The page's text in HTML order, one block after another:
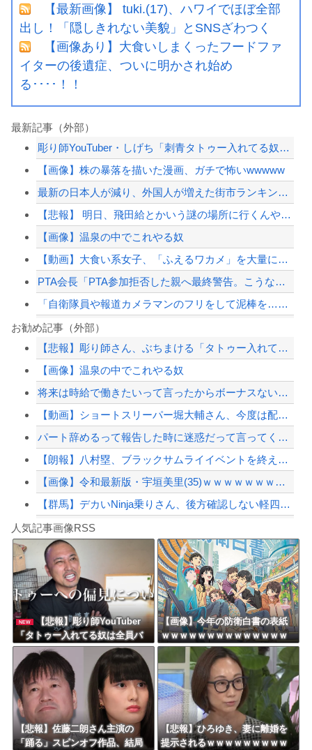
【最新画像】 tuki.(17)、ハワイでほぼ全部
出し！「隠しきれない美貌」とSNSざわつく
【画像あり】大食いしまくったフードファ
イターの後遺症、ついに明かされ始め
る････！！
最新記事（外部）
彫り師YouTuber・しげち「刺青タトゥー入れてる奴は全員バカです」「すごい民...
【画像】株の暴落を描いた漫画、ガチで怖いwwwww
最新の日本人が減り、外国人が増えた街市ランキングをご覧下さい→5位川口市、4位京...
【悲報】 明日、飛田給とかいう謎の場所に行くんやが何があるんや????・・・・・...
【画像】温泉の中でこれやる奴
【動画】大食い系女子、「ふえるワカメ」を大量に食べる実験をした結果ｗｗｗｗ
PTA会長「PTA参加拒否した親へ最終警告。こうなってもいい？」
「自衛隊員や報道カメラマンのフリをして泥棒を…」500万円分の預金通帳を盗まれた...
【悲報】女教師さん、JK2人に公開処刑されてしまうｗｗｗｗｗｗｗ
【悲報】盆踊り「楽しい！夏を感じる！」→近隣住民「うるさい」→開催場所半減
【配信者】「金バエ」のSNS更新が1週間途絶え、様々な憶測が飛び交う。1週間ぶり...
【緊急速報】NYで警官が黒人男性の首を絞め、暴動第二波不可避へ
Powered by livedoor 相互RSS
お勧め記事（外部）
【悲報】彫り師さん、ぶちまける「タトゥー入れてるヤツ全員バカです」「すごい民度低...
【画像】温泉の中でこれやる奴
将来は時給で働きたいって言ったからボーナスないよ！退職金もないよ！って諭した
【動画】ショートスリーパー堀大輔さん、今度は配信中に突然号泣「ずっと涙が止まらな...
パート辞めるって報告した時に迷惑だって言ってくる社員がいて、その人の不満を言い返...
【朗報】八村塁、ブラックサムライイベントを終え 「ボクは日本人、人種差別的な誹...
【画像】令和最新版・宇垣美里(35)ｗｗｗｗｗｗｗｗｗ
【群馬】デカいNinja乗りさん、後方確認しない軽四に当てられてしまう。
しんのすけ「ギアスを手に入れたゾ」
8/4のニュース
日本旅行キャンセルすべきか…1万年ぶり史上最大級の火山の兆し＝韓国の反応
更新中止のお知らせ
海外「おめでとうタキ！」リヴァプール南野がバースデーゴール！！
Powered by livedoor 相互RSS
人気記事画像RSS
NEW
【悲報】彫り師YouTuber
「タトゥー入れてる奴は全員バ
カです。すごい民度低い」
【画像】今年の防衛白書の表紙
ｗｗｗｗｗｗｗｗｗｗｗｗｗｗ
ｗｗｗｗｗ
【悲報】佐藤二朗さん主演の
「踊る」スピンオフ作品、結局
【悲報】ひろゆき、妻に離婚を
提示されるｗｗｗｗｗｗｗｗｗ